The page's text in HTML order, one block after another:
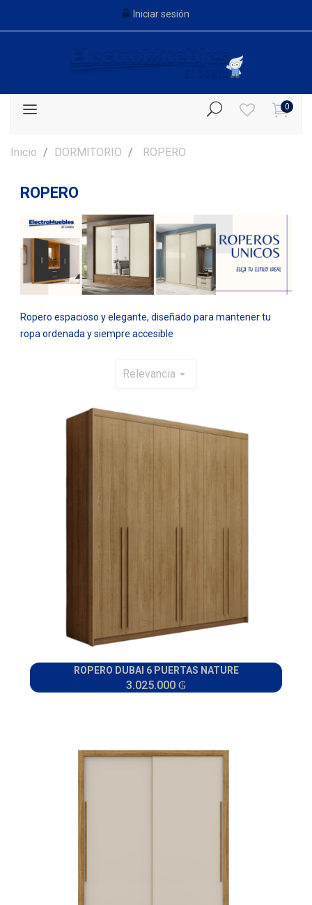
Iniciar sesión
0
Inicio DORMITORIO ROPERO
ROPERO
Ropero espacioso y elegante, diseñado para mantener tu
ropa ordenada y siempre accesible
Relevancia arrow_drop_down
ROPERO DUBAI 6 PUERTAS NATURE
3.025.000 ₲